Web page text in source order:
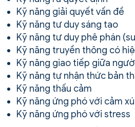
Kỹ năng giải quyết vấn đề
Kỹ năng tư duy sáng tạo
Kỹ năng tư duy phê phán
Kỹ năng truyền thông có
Kỹ năng giao tiếp giữa
Kỹ năng tự nhận thức bản
Kỹ năng thấu cảm
Kỹ năng ứng phó với cảm
Kỹ năng ứng phó với stress